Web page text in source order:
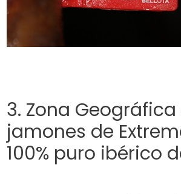
3. Zona
jamones de
100% puro ibérico